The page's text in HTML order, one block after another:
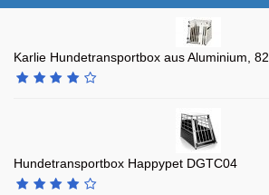
Karlie Hundetransportbox aus Aluminium,
Hundetransportbox Happypet DGTC04